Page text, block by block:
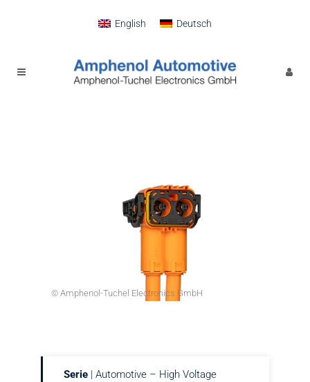
English Deutsch
Serie| Automotive – High Voltage